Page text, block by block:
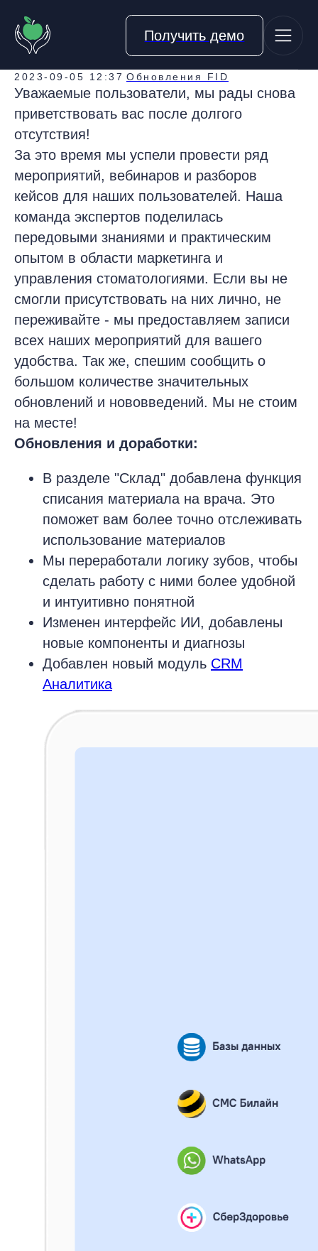
Новые модули и интеграции
2023-09-05 12:37 Обновления FID
Уважаемые пользователи, мы рады снова
приветствовать вас после долгого
отсутствия!
За это время мы успели провести ряд
мероприятий, вебинаров и разборов
кейсов для наших пользователей. Наша
команда экспертов поделилась
передовыми знаниями и практическим
опытом в области маркетинга и
управления стоматологиями. Если вы не
смогли присутствовать на них лично, не
переживайте - мы предоставляем записи
всех наших мероприятий для вашего
удобства. Так же, спешим сообщить о
большом количестве значительных
обновлений и нововведений. Мы не стоим
на месте!
Обновления и доработки:
В разделе "Склад" добавлена функция
списания материала на врача. Это
поможет вам более точно отслеживать
использование материалов
Мы переработали логику зубов, чтобы
сделать работу с ними более удобной
и интуитивно понятной
Изменен интерфейс ИИ, добавлены
новые компоненты и диагнозы
Добавлен новый модуль CRM
Аналитика